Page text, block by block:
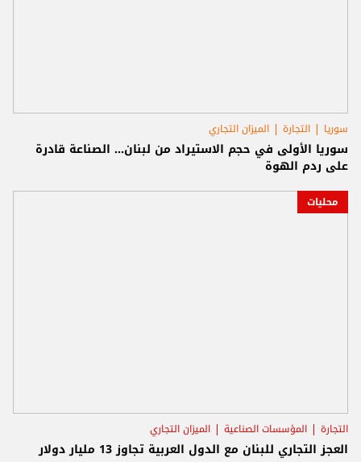
سوريا التجارة الميزان التجاري
سوريا الأولى في حجم الاستيراد من لبنان... الصناعة قادرة
على ردم الهوة
محليات
التجارة المؤسسات الصناعية الميزان التجاري
العجز التجاري للبنان مع الدول العربية تجاوز 13 مليار دولار